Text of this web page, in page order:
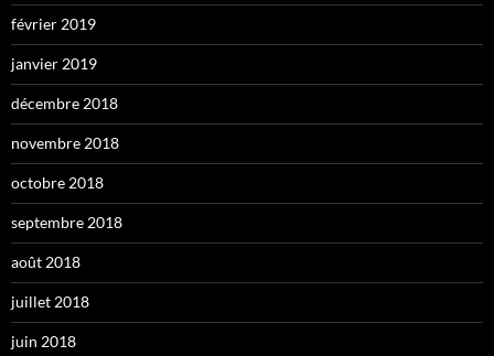
février 2019
janvier 2019
décembre 2018
novembre 2018
octobre 2018
septembre 2018
août 2018
juillet 2018
juin 2018